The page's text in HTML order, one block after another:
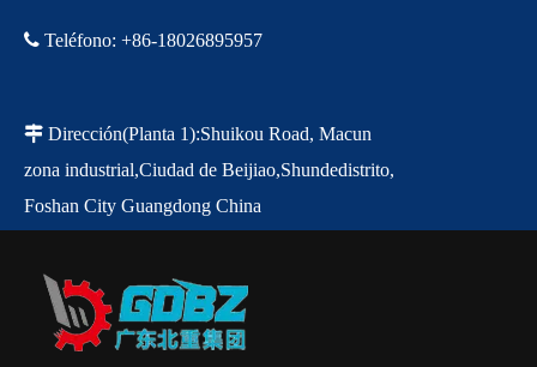
 Teléfono: +86-18026895957
 Dirección(Planta 1):Shuikou Road, Macun
zona industrial,Ciudad de Beijiao,Shundedistrito,
Foshan City Guangdong China